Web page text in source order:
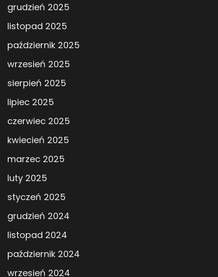
grudzień 2025
listopad 2025
październik 2025
wrzesień 2025
sierpień 2025
lipiec 2025
czerwiec 2025
kwiecień 2025
marzec 2025
luty 2025
styczeń 2025
grudzień 2024
listopad 2024
październik 2024
wrzesień 2024